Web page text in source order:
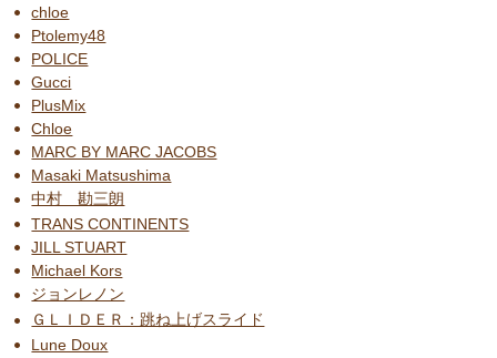
chloe
Ptolemy48
POLICE
Gucci
PlusMix
Chloe
MARC BY MARC JACOBS
Masaki Matsushima
中村 勘三朗
TRANS CONTINENTS
JILL STUART
Michael Kors
ジョンレノン
ＧＬＩＤＥＲ：跳ね上げスライド
Lune Doux